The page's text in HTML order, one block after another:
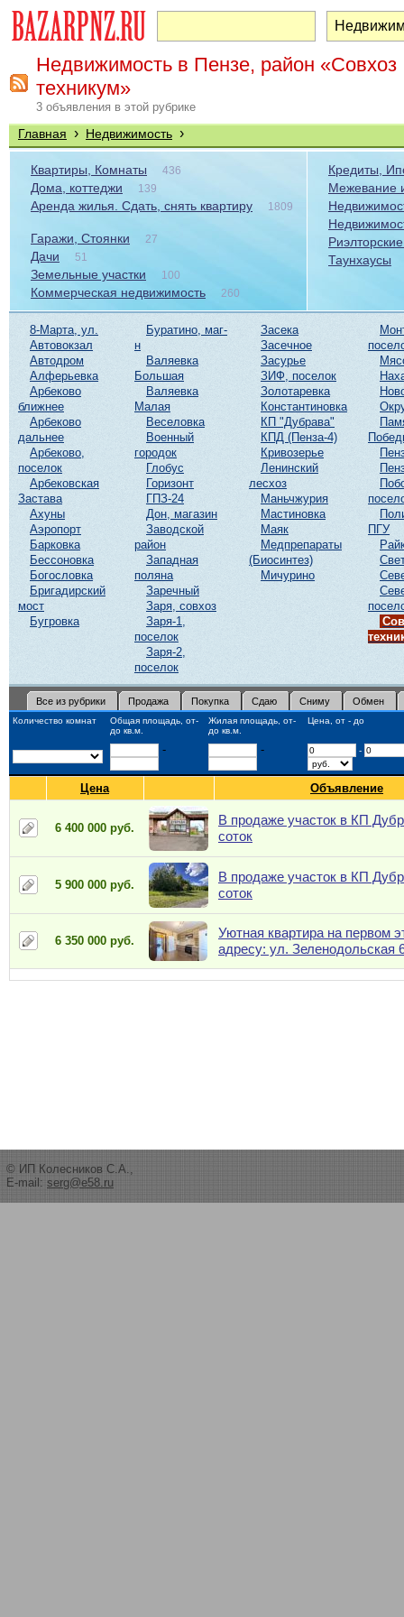
Недвижимость в Пензе, район «Совхоз
техникум»
3 объявления в этой рубрике
Главная › Недвижимость ›
Квартиры, Комнаты 436
Дома, коттеджи 139
Аренда жилья. Сдать, снять квартиру 1809
Гаражи, Стоянки 27
Дачи 51
Земельные участки 100
Коммерческая недвижимость 260
Кредиты,
Межевание
Таунхаусы
8-Марта, ул.
Автовокзал
Автодром
Алферьевка
Арбеково
ближнее
Арбеково
дальнее
Арбеково,
поселок
Арбековская
Застава
Ахуны
Аэропорт
Барковка
Бессоновка
Богословка
Бригадирский
мост
Бугровка
Буратино, маг-
н
Валяевка
Большая
Валяевка
Малая
Веселовка
Военный
городок
Глобус
Горизонт
ГПЗ-24
Дон, магазин
Заводской
район
Западная
поляна
Заречный
Заря, совхоз
Заря-1,
поселок
Заря-2,
поселок
Засека
Засечное
Засурье
ЗИФ, поселок
Золотаревка
Константиновка
КП "Дубрава"
КПД (Пенза-4)
Кривозерье
Ленинский
лесхоз
Маньчжурия
Мастиновка
Маяк
Медпрепараты
(Биосинтез)
Мичурино
ПГУ
Все из рубрики Продажа Покупка Сдаю Сниму Обмен
Количество комнат
Общая площадь, от-
до кв.м.
Жилая площадь, от-
до кв.м.
Цена, от - до
- - -
Цена Объявление
6 400 000 руб.
В продаже участок в КП
соток
5 900 000 руб.
В продаже участок в КП
соток
6 350 000 руб.
Уютная квартира на первом
адресу: ул. Зеленодольская
© ИП Колесников С.А.,
E-mail: serg@e58.ru